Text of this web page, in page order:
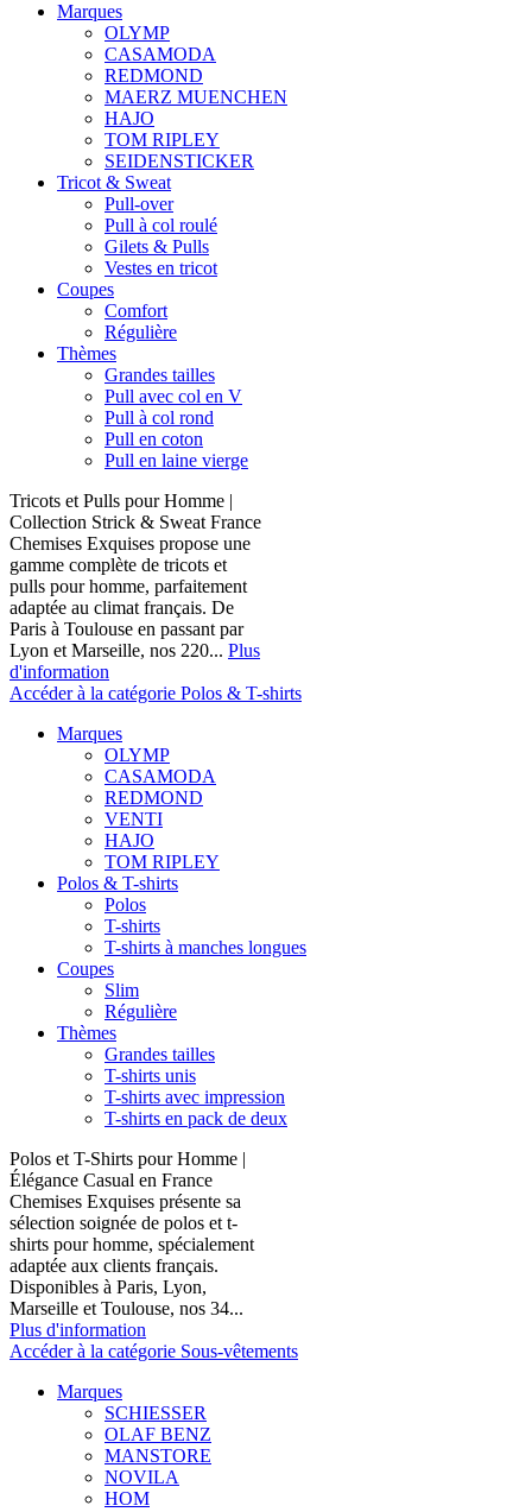
Marques
OLYMP
CASAMODA
REDMOND
MAERZ MUENCHEN
HAJO
TOM RIPLEY
SEIDENSTICKER
Tricot & Sweat
Pull-over
Pull à col roulé
Gilets & Pulls
Vestes en tricot
Coupes
Comfort
Régulière
Thèmes
Grandes tailles
Pull avec col en V
Pull à col rond
Pull en coton
Pull en laine vierge
Tricots et Pulls pour Homme |
Collection Strick & Sweat France
Chemises Exquises propose une
gamme complète de tricots et
pulls pour homme, parfaitement
adaptée au climat français. De
Paris à Toulouse en passant par
Lyon et Marseille, nos 220... Plus
d'information
Accéder à la catégorie Polos & T-shirts
Marques
OLYMP
CASAMODA
REDMOND
VENTI
HAJO
TOM RIPLEY
Polos & T-shirts
Polos
T-shirts
T-shirts à manches longues
Coupes
Slim
Régulière
Thèmes
Grandes tailles
T-shirts unis
T-shirts avec impression
T-shirts en pack de deux
Polos et T-Shirts pour Homme |
Élégance Casual en France
Chemises Exquises présente sa
sélection soignée de polos et t-
shirts pour homme, spécialement
adaptée aux clients français.
Disponibles à Paris, Lyon,
Marseille et Toulouse, nos 34...
Plus d'information
Accéder à la catégorie Sous-vêtements
Marques
SCHIESSER
OLAF BENZ
MANSTORE
NOVILA
HOM